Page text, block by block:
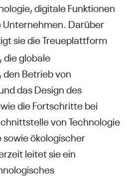
digitale Funktionen
Darüber
sie die Treueplattform
, die globale
Betrieb von
das Design des
die Fortschritte bei
von Technologie
ökologischer
leitet sie ein